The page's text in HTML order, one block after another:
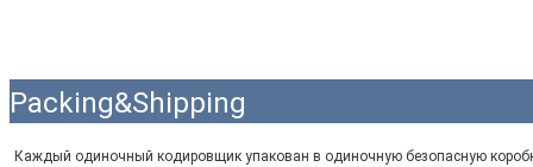
Packing&Shipping
Каждый одиночный кодировщик упакован в одиночную безопасную